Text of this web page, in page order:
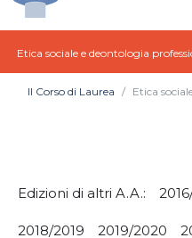
Etica sociale e deontologia
Il Corso di Laurea Etica
Edizioni di altri A.A.:
2018/2019 2019/2020